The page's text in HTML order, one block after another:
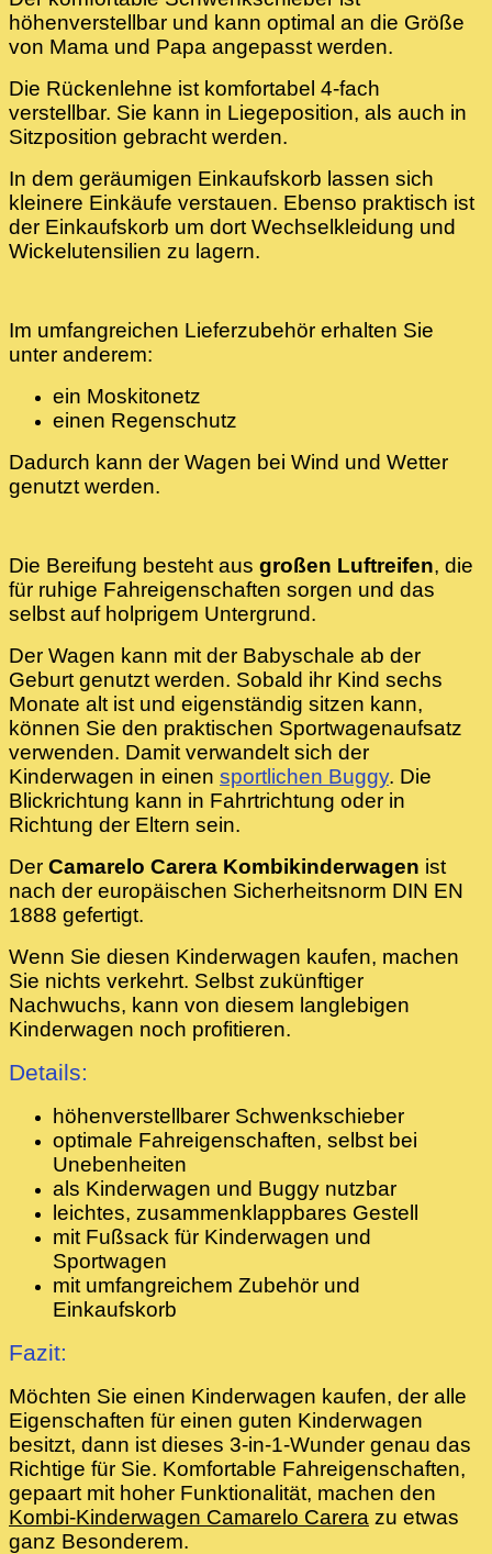
höhenverstellbar und kann optimal an die Größe
von Mama und Papa angepasst werden.
Die Rückenlehne ist komfortabel 4-fach
verstellbar. Sie kann in Liegeposition, als auch in
Sitzposition gebracht werden.
In dem geräumigen Einkaufskorb lassen sich
kleinere Einkäufe verstauen. Ebenso praktisch ist
der Einkaufskorb um dort Wechselkleidung und
Wickelutensilien zu lagern.
Im umfangreichen Lieferzubehör erhalten Sie
unter anderem:
ein Moskitonetz
einen Regenschutz
Dadurch kann der Wagen bei Wind und Wetter
genutzt werden.
Die Bereifung besteht aus großen Luftreifen, die
für ruhige Fahreigenschaften sorgen und das
selbst auf holprigem Untergrund.
Der Wagen kann mit der Babyschale ab der
Geburt genutzt werden. Sobald ihr Kind sechs
Monate alt ist und eigenständig sitzen kann,
können Sie den praktischen Sportwagenaufsatz
verwenden. Damit verwandelt sich der
Kinderwagen in einen sportlichen Buggy. Die
Blickrichtung kann in Fahrtrichtung oder in
Richtung der Eltern sein.
Der Camarelo Carera Kombikinderwagen ist
nach der europäischen Sicherheitsnorm DIN EN
1888 gefertigt.
Wenn Sie diesen Kinderwagen kaufen, machen
Sie nichts verkehrt. Selbst zukünftiger
Nachwuchs, kann von diesem langlebigen
Kinderwagen noch profitieren.
Details:
höhenverstellbarer Schwenkschieber
optimale Fahreigenschaften, selbst bei
Unebenheiten
als Kinderwagen und Buggy nutzbar
leichtes, zusammenklappbares Gestell
mit Fußsack für Kinderwagen und
Sportwagen
mit umfangreichem Zubehör und
Einkaufskorb
Fazit:
Möchten Sie einen Kinderwagen kaufen, der alle
Eigenschaften für einen guten Kinderwagen
besitzt, dann ist dieses 3-in-1-Wunder genau das
Richtige für Sie. Komfortable Fahreigenschaften,
gepaart mit hoher Funktionalität, machen den
Kombi-Kinderwagen Camarelo Carera zu etwas
ganz Besonderem.